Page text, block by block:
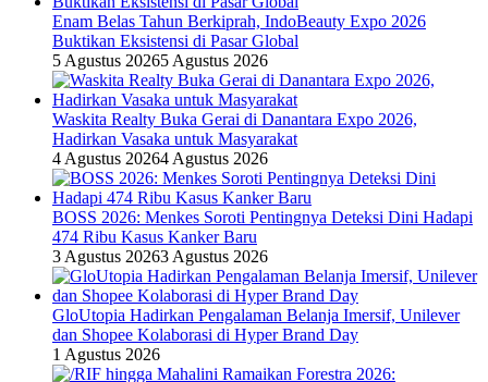
Enam Belas Tahun Berkiprah, IndoBeauty Expo 2026
Buktikan Eksistensi di Pasar Global
5 Agustus 20265 Agustus 2026
Waskita Realty Buka Gerai di Danantara Expo 2026,
Hadirkan Vasaka untuk Masyarakat
4 Agustus 20264 Agustus 2026
BOSS 2026: Menkes Soroti Pentingnya Deteksi Dini Hadapi
474 Ribu Kasus Kanker Baru
3 Agustus 20263 Agustus 2026
GloUtopia Hadirkan Pengalaman Belanja Imersif, Unilever
dan Shopee Kolaborasi di Hyper Brand Day
1 Agustus 2026